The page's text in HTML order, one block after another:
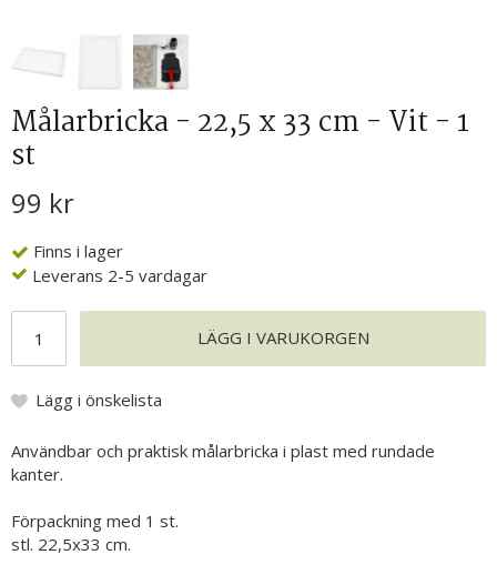
Målarbricka - 22,5 x 33 cm - Vit - 1
st
99 kr
Finns i lager
Leverans 2-5 vardagar
LÄGG I VARUKORGEN
Lägg i önskelista
Användbar och praktisk målarbricka i plast med rundade
kanter.
Förpackning med 1 st.
stl. 22,5x33 cm.